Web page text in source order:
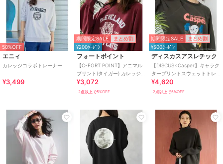
50%OFF
エニィ
カレッジコラボトレーナー
¥3,499
期間限定SALE まとめ割
¥200ｸｰﾎﾟﾝ
フォートポイント
【C-FORT POINT】アニマル
プリント(タイガー) カレッジ
スウェットトレーナー
¥3,072
2点以上で5%OFF
期間限定SALE まとめ割
¥500ｸｰﾎﾟﾝ
ディスカスアスレチック
【DISCUS×Casper】キャラク
タープリントスウェットトレ
ーナー
¥4,620
2点以上で5%OFF